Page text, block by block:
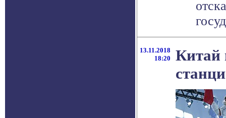
13.11.2018
18:20
Китай